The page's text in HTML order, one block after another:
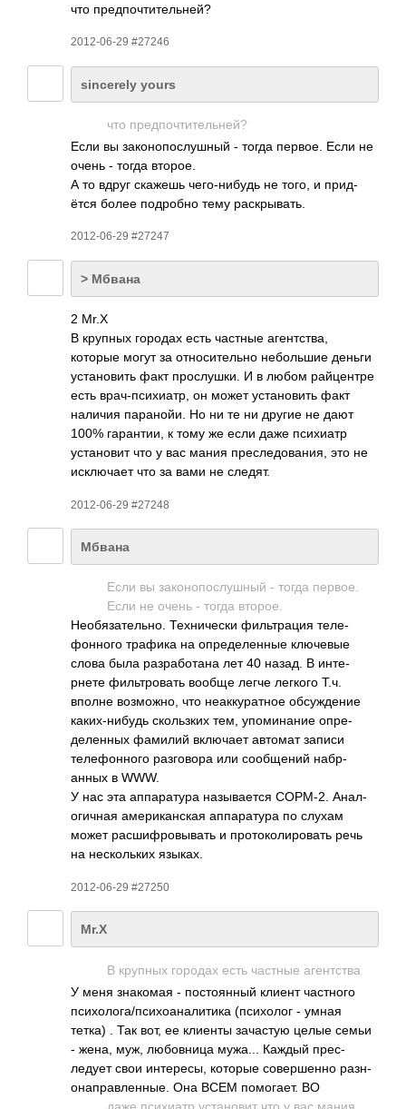
что пред­почт­ител­ьней?
2012-06-29 #27246
sincerely yours
что пред­почт­ител­ьней?
Если вы зако­нопо­слуш­ный - тогда первое. Если не
очень - тогда второе.
А то вдруг скажешь чего­-ниб­удь не того, и прид­
ётся более подр­обно тему раск­рыва­ть.
2012-06-29 #27247
> Мбвана
2 Mr.X
В крупных городах есть частные аген­тства,
которые могут за отно­сите­льно небо­льшие деньги
уста­новить факт прос­лушки. И в любом райц­ентре
есть врач­-пси­хиатр, он может уста­новить факт
наличия пара­нойи. Но ни те ни другие не дают
100% гара­нтии, к тому же если даже псих­иатр
уста­новит что у вас мания прес­ледо­вания, это не
искл­ючает что за вами не следят.
2012-06-29 #27248
Мбвана
Если вы зако­нопо­слуш­ный - тогда первое.
Если не очень - тогда второе.
Необ­язат­ельно. Техн­ически филь­трация теле­
фонн­ого трафика на опре­деле­нные ключ­евые
слова была разр­абот­ана лет 40 назад. В инте­
рнете филь­тров­ать вообще легче легкого Т.ч.
вполне возм­ожно, что неак­кура­тное обсу­ждение
каки­х-ни­будь скол­ьзких тем, упом­инание опре­
деле­нных фамилий вклю­чает автомат записи
теле­фонн­ого разг­овора или сооб­щений набр­
анных в WWW.
У нас эта аппа­ратура назы­вается СОРМ-2. Анал­
огич­ная амер­икан­ская аппа­ратура по слухам
может расш­ифро­вывать и прот­окол­иров­ать речь
на неск­ольких языках.
2012-06-29 #27250
Mr.X
В крупных городах есть частные аген­тства
У меня знак­омая - пост­оянный клиент част­ного
псих­олог­а/пс­ихоа­нали­тика (пси­холог - умная
тетка) . Так вот, ее клиенты зача­стую целые семьи
- жена, муж, любо­вница мужа... Каждый прес­
ледует свои инте­ресы, которые сове­ршенно разн­
онап­равл­енные. Она ВСЕМ помо­гает. ВО
даже псих­иатр уста­новит что у вас мания